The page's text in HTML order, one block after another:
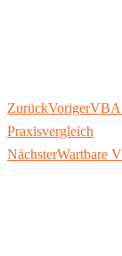
ZurückVorigerVBA
Praxisvergleich
NächsterWartbare